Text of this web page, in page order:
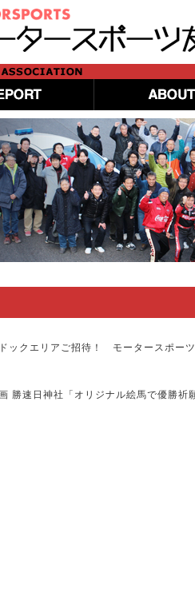
ックエリアご招待！ モータースポー
勝速日神社「オリジナル絵馬で優勝祈